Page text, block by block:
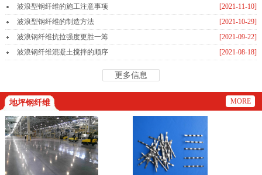
[2021-11-10]
波浪型钢纤维的施工注意事项
[2021-10-29]
波浪型钢纤维的制造方法
[2021-09-22]
波浪钢纤维抗拉强度更胜一筹
[2021-08-18]
波浪钢纤维混凝土搅拌的顺序
更多信息
地坪钢纤维 MORE